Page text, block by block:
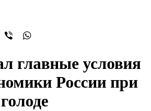
главные условия
России при